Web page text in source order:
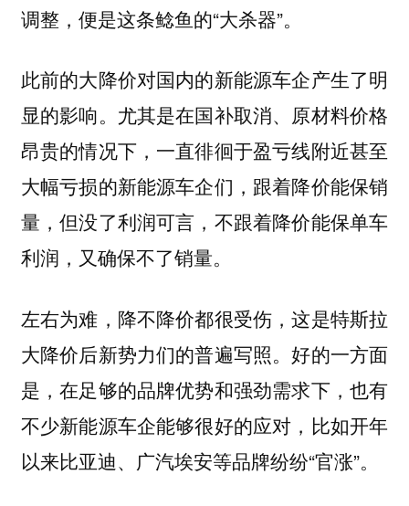
调整，便是这条鲶鱼的“大杀器”。
此前的大降价对国内的新能源车企产生了明
显的影响。尤其是在国补取消、原材料价格
昂贵的情况下，一直徘徊于盈亏线附近甚至
大幅亏损的新能源车企们，跟着降价能保销
量，但没了利润可言，不跟着降价能保单车
利润，又确保不了销量。
左右为难，降不降价都很受伤，这是特斯拉
大降价后新势力们的普遍写照。好的一方面
是，在足够的品牌优势和强劲需求下，也有
不少新能源车企能够很好的应对，比如开年
以来比亚迪、广汽埃安等品牌纷纷“官涨”。